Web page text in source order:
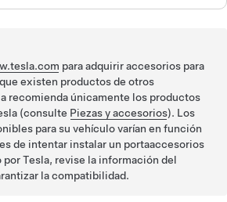
para adquirir accesorios para
existen productos de otros
recomienda únicamente los productos
(consulte Piezas y accesorios). Los
para su vehículo varían en función
de intentar instalar un portaaccesorios
por Tesla, revise la información del
la compatibilidad.